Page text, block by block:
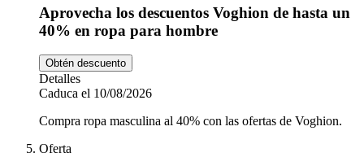
Aprovecha los descuentos Voghion de hasta un
40% en ropa para hombre
Obtén descuento
Detalles
Caduca el 10/08/2026
Compra ropa masculina al 40% con las ofertas de Voghion.
Oferta